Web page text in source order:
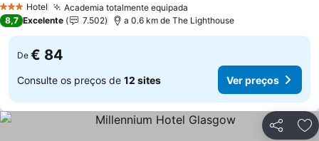
3 EstrelasHotel Academia totalmente equipada
8,7 Excelente 7.502 a 0.6 km de The Lighthouse
De € 84
Consulte os preços de 12 sites Ver preços
Partilhar